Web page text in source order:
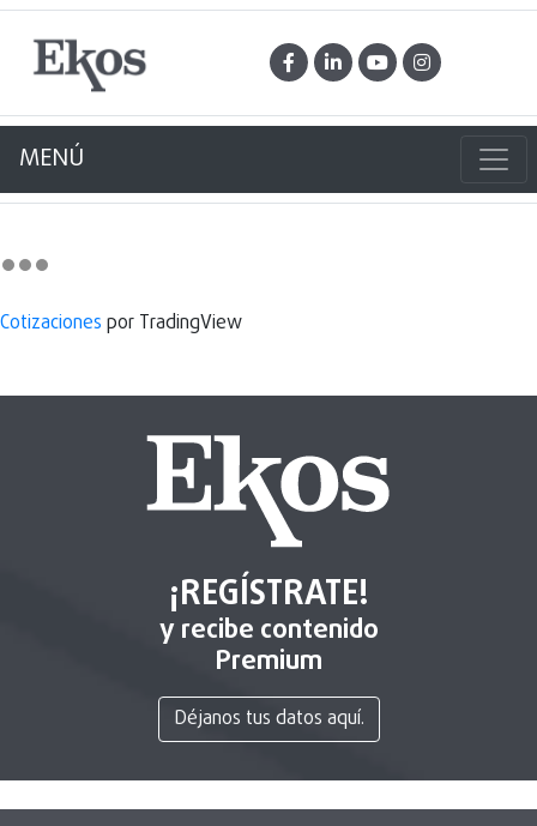
MENÚ
Cotizaciones por TradingView
¡REGÍSTRATE!
y recibe contenido
Premium
Déjanos tus datos aquí.